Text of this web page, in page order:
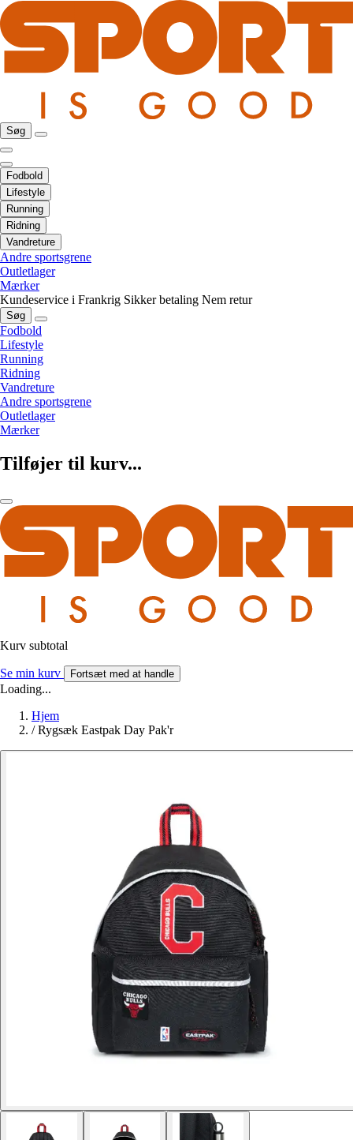
Søg
Fodbold
Lifestyle
Running
Ridning
Vandreture
Andre sportsgrene
Outletlager
Mærker
Kundeservice i Frankrig Sikker betaling Nem retur
Søg
Fodbold
Lifestyle
Running
Ridning
Vandreture
Andre sportsgrene
Outletlager
Mærker
Tilføjer til kurv...
Kurv subtotal
Se min kurv Fortsæt med at handle
Loading...
Hjem
/ Rygsæk Eastpak Day Pak'r